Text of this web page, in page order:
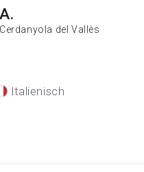
A.
Cerdanyola del Vallès
Italienisch